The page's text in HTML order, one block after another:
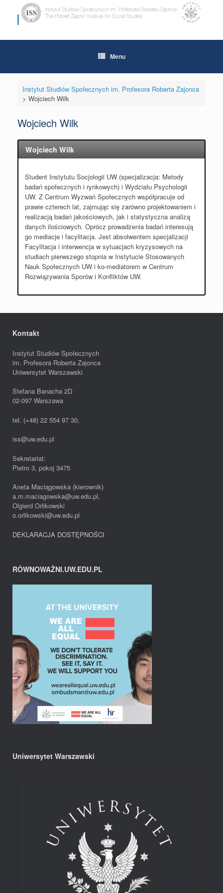
content
Menu
Instytut Studiów Społecznych im. Profesora Roberta Zajonca
> Wojciech Wilk
Wojciech Wilk
Wojciech Wilk
Student Instytutu Socjologii UW (specjalizacja: Metody
badań społecznych i rynkowych) i Wydziału Psychologii
UW. Z Centrum Wyzwań Społecznych współpracuje od
prawie czterech lat, zajmując się zarówno projektowaniem i
realizacją badań jakościowych, jak i statystyczna analizą
danych ilościowych. Oprócz prowadzenia badań interesują
go mediacje i facylitacja. Jest absolwentem specjalizacji
Facylitacja i interwencja w sytuacjach kryzysowych na
studiach pierwszego stopnia w Instytucie Stosowanych
Nauk Społecznych UW i ko-mediatorem w Centrum
Rozwiązywania Sporów i Konfliktów UW.
Kontakt
Instytut Studiów Społecznych
im. Profesora Roberta Zajonca
Uniwersytet Warszawski
Stefana Banacha 2D
02-097 Warszawa
tel. (+48) 22 554 97 30,
iss@uw.edu.pl
Sekretariat:
Pietro 3, pokoj 3475
Aneta Maciągowska (kierownik)
a.m.maciagowska@uw.edu.pl,
Olgierd Orlikowski
o.orlikowski@uw.edu.pl
DEKLARACJA DOSTĘPNOŚCI
RÓWNOWAŻNI.UW.EDU.PL
Uniwersytet Warszawski